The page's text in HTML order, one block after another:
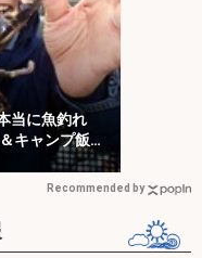
当に魚釣れ
キャンプ飯
Recommended by